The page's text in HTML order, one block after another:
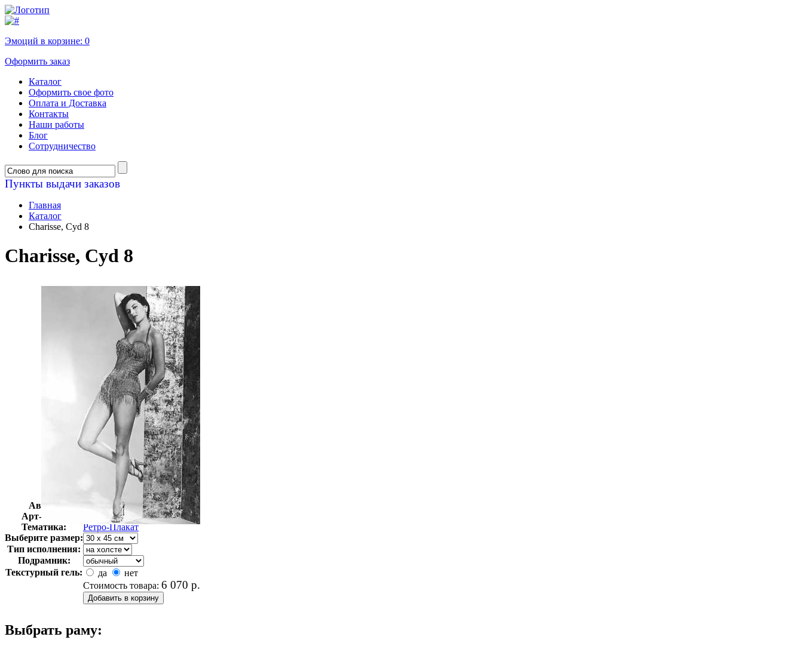
Эмоций в корзине: 0
Оформить заказ
Каталог
Оформить свое фото
Оплата и Доставка
Контакты
Наши работы
Блог
Сотрудничество
Пункты выдачи заказов
Главная
Каталог
Charisse, Cyd 8
Charisse, Cyd 8
Автор:
Неизвестно
Арт-стиль
Ретро-Плакат
Тематика:
Ретро-Плакат
Выберите размер:
Тип исполнения:
Подрамник:
Текстурный гель:
да
нет
Стоимость товара: 6 070 р.
Выбрать раму: